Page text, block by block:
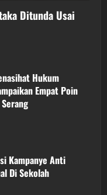
Ditunda Usai
Hukum
Empat Poin
Kampanye Anti
Di Sekolah